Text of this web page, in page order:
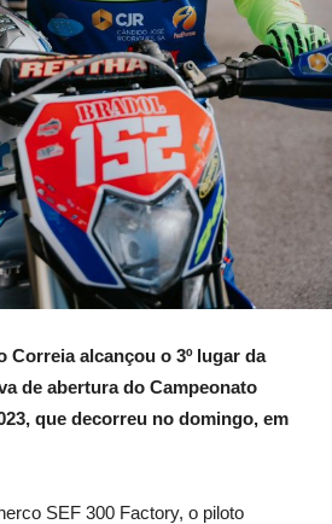
Correia alcançou o 3º lugar da
de abertura do Campeonato
que decorreu no domingo, em
SEF 300 Factory, o piloto